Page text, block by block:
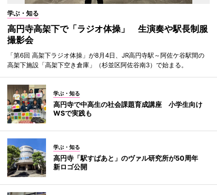
学ぶ・知る
高円寺高架下で「ラジオ体操」 生演奏や駅長制服
撮影会
「第6回 高架下ラジオ体操」が8月4日、JR高円寺駅～阿佐ケ谷駅間の
高架下施設「高架下空き倉庫」（杉並区阿佐谷南3）で始まる。
学ぶ・知る
高円寺で中高生の社会課題育成講座 小学生向け
WSで実践も
学ぶ・知る
高円寺「駅すぱあと」のヴァル研究所が50周年
新ロゴ公開